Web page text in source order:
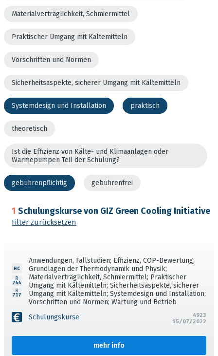
Materialverträglichkeit, Schmiermittel
Praktischer Umgang mit Kältemitteln
Vorschriften und Normen
Sicherheitsaspekte, sicherer Umgang mit Kältemitteln
Systemdesign und Installation praktisch
theoretisch
Ist die Effizienz von Kälte- und Klimaanlagen oder
Wärmepumpen Teil der Schulung?
gebührenpflichtig gebührenfrei
1 Schulungskurse von GIZ Green Cooling Initiative
Filter zurücksetzen
Anwendungen, Fallstudien; Effizienz, COP-Bewertung;
Grundlagen der Thermodynamik und Physik;
Materialverträglichkeit, Schmiermittel; Praktischer
Umgang mit Kältemitteln; Sicherheitsaspekte, sicherer
Umgang mit Kältemitteln; Systemdesign und Installation;
Vorschriften und Normen; Wartung und Betrieb
Schulungskurse
mehr info
4923
15/07/2022